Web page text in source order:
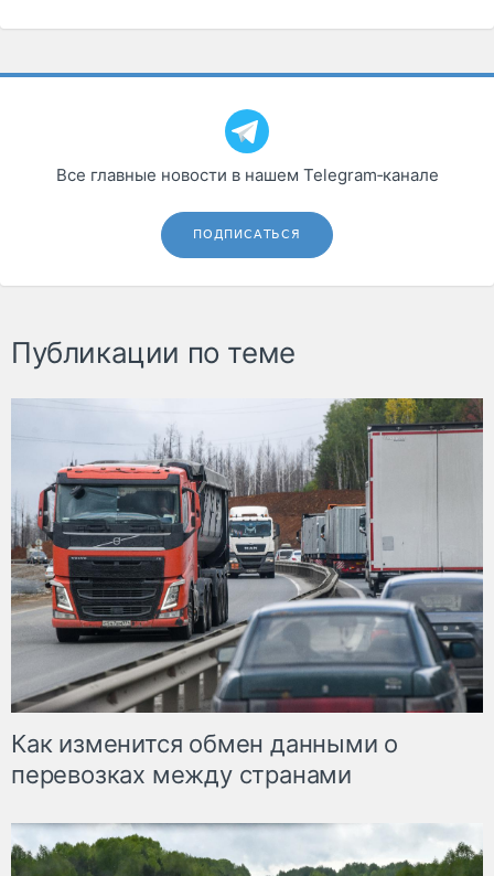
Все главные новости в нашем Telegram‑канале
ПОДПИСАТЬСЯ
Публикации по теме
Как изменится обмен данными о
перевозках между странами